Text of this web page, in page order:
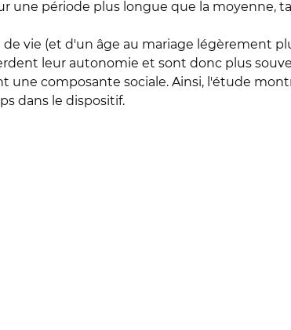
une période plus longue que la moyenne,
vie (et d'un âge au mariage légèrement
leur autonomie et sont donc plus
une composante sociale. Ainsi, l'étude
dans le dispositif.